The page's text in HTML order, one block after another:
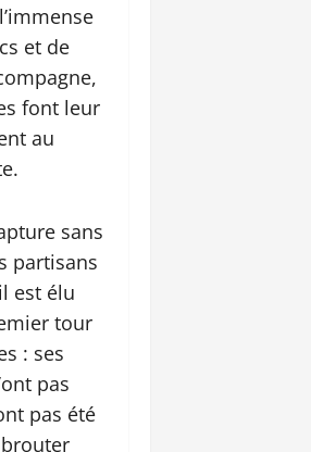
et de
font leur
au
sans
partisans
est élu
tour
: ses
pas
pas été